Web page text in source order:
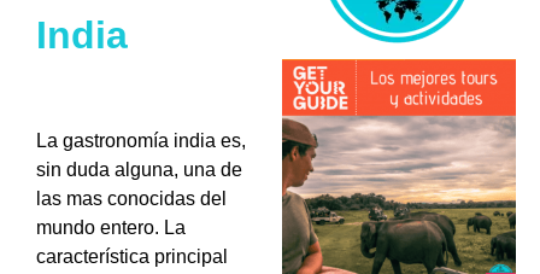
India
La gastronomía india es,
sin duda alguna, una de
las mas conocidas del
mundo entero. La
característica principal